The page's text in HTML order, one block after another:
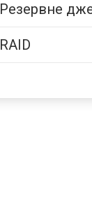
Резервне
RAID